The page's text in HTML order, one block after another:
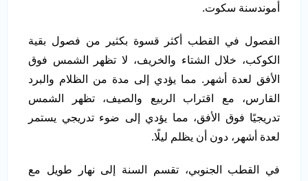
أموندسنة سكوت.
الفصول في القطب أكثر قسوة بكثير من فصول بقية
الكوكب، خلال الشتاء والخريف، لا تظهر الشمس فوق
الأفق لعدة أشهر. مما يؤدي إلى مدة من الظلام والبرد
القارس، مع اقتراب الربيع والصيف، تظهر الشمس
تدريجيًا فوق الأفق، مما يؤدي إلى ضوء تدريجي يستمر
لعدة أشهر، دون أن يظلم ليلًا.
في القطب الجنوبي، تقسم السنة إلى نهار طويل مع